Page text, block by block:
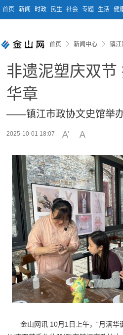
首页 新闻 时政 民生 社会 专题 生活 健
首页 新闻中心 镇江
非遗泥塑庆双节
华章
——镇江市政协文史馆举
2025-10-01 18:07
金山网讯 10月1日上午，“月满